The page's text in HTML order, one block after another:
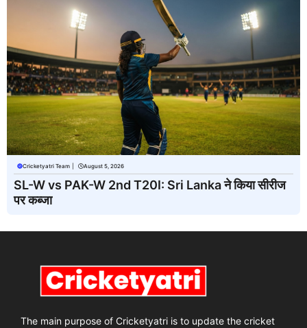
Cricketyatri Team August 5, 2026
SL-W vs PAK-W 2nd T20I: Sri Lanka ने किया सीरीज
पर कब्जा
The main purpose of Cricketyatri is to update the cricket